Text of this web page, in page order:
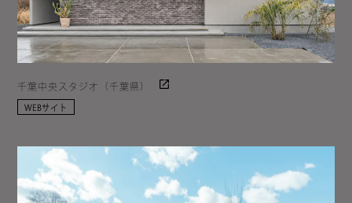
千葉中央スタジオ（千葉県）
WEBサイト